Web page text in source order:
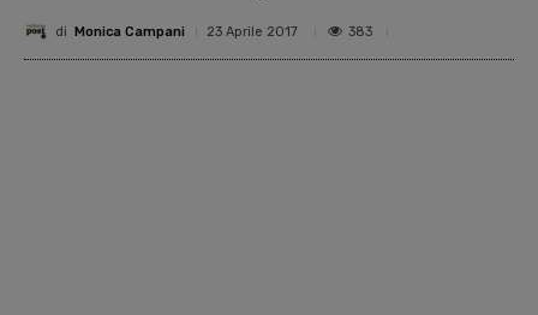
di Monica Campani 23 Aprile 2017 383